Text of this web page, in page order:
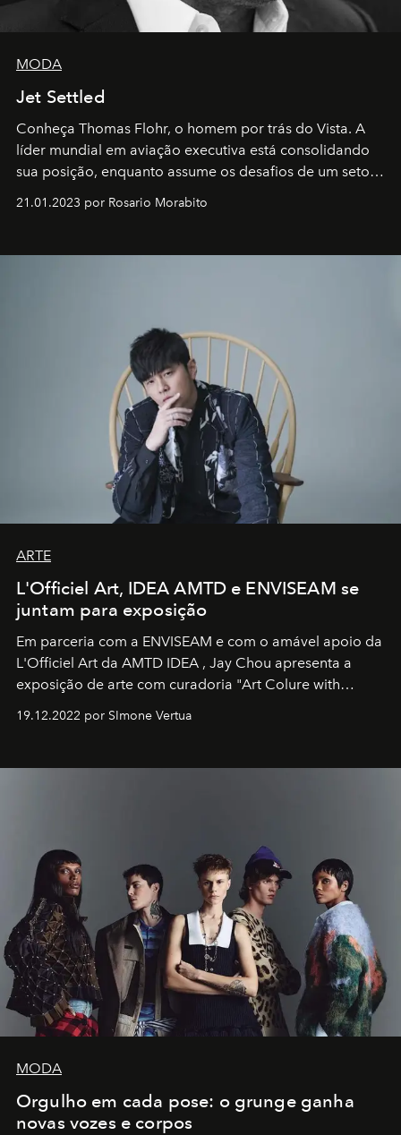
MODA
Jet Settled
Conheça Thomas Flohr, o homem por trás do Vista. A
líder mundial em aviação executiva está consolidando
sua posição, enquanto assume os desafios de um setor
em rápida evolução e redefinindo o conceito de luxo
21.01.2023 por Rosario Morabito
ARTE
L'Officiel Art, IDEA AMTD e ENVISEAM se
juntam para exposição
Em parceria com a ENVISEAM e com o amável apoio da
L'Officiel Art da AMTD IDEA , Jay Chou apresenta a
exposição de arte com curadoria "Art Colure with
19.12.2022 por SImone Vertua
MODA
Orgulho em cada pose: o grunge ganha
novas vozes e corpos